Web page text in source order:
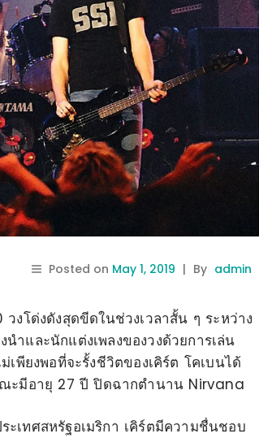
Posted on May 1, 2019 | By admin
โด่งดังสุดขีดในช่วงเวลาสั้น ๆ ระหว่าง
นำและนักแต่งเพลงของวงด้วยการเล่น
พียงพอที่จะรั้งชีวิตของเคิร์ต โคเบนได้
ะมีอายุ 27 ปี ปิดฉากตำนาน Nirvana
ะเทศสหรัฐอเมริกา เคิร์ตมีความชื่นชอบ